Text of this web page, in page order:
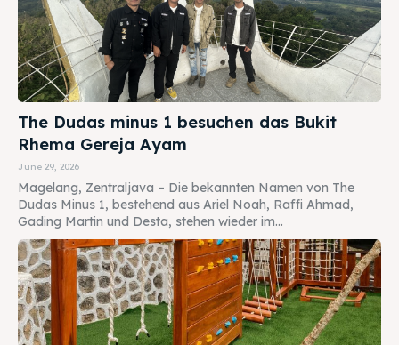
The Dudas minus 1 besuchen das Bukit
Rhema Gereja Ayam
June 29, 2026
Magelang, Zentraljava – Die bekannten Namen von The
Dudas Minus 1, bestehend aus Ariel Noah, Raffi Ahmad,
Gading Martin und Desta, stehen wieder im...